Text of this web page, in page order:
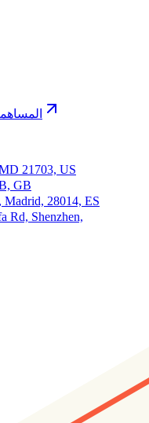
21703, US
GB
Madrid, 28014, ES
Rd, Shenzhen,